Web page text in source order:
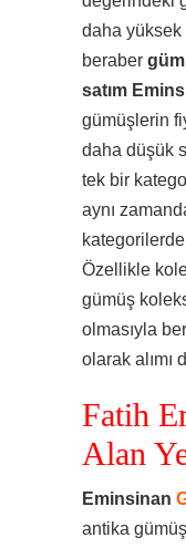
daha
beraber
satım
gümüşlerin
daha düşük
tek bir
aynı
kategorilerde
Özellikle
gümüş
olmasıyla
olarak alımı
Fatih
Alan
Eminsinan
antika